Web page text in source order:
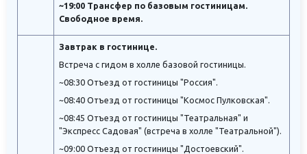
~19:00 Трансфер по базовым гостиницам.
Свободное время.
Завтрак в гостинице.
Встреча с гидом в холле базовой гостиницы.
~08:30 Отъезд от гостиницы "Россия".
~08:40 Отъезд от гостиницы "Космос Пулковская".
~08:45 Отъезд от гостиницы "Театральная" и
"Экспресс Садовая" (встреча в холле "Театральной").
~09:00 Отъезд от гостиницы "Достоевский".